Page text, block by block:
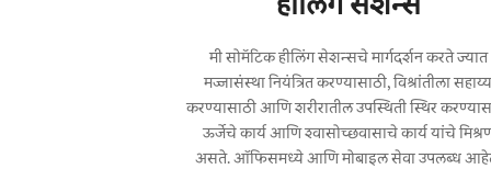
मी सोमॅटिक हीलिंग सेशन्सचे मार्गदर्शन करते ज्यात
मज्जासंस्था नियंत्रित करण्यासाठी, विश्रांतीला सहाय्य
करण्यासाठी आणि शरीरातील उपस्थिती स्थिर
ऊर्जेचे कार्य आणि श्वासोच्छवासाचे कार्य यांचे
असते. ऑफिसमध्ये आणि मोबाइल सेवा उपलब्ध